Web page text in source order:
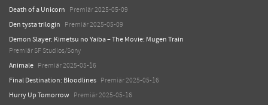
Death of a Unicorn Premiär 2025-05-09
Den tysta trilogin Premiär 2025-05-09
Demon Slayer: Kimetsu no Yaiba – The Movie: Mugen Train
Premiär SF Studios/Sony
Animale Premiär 2025-05-16
Final Destination: Bloodlines Premiär 2025-05-16
Hurry Up Tomorrow Premiär 2025-05-16